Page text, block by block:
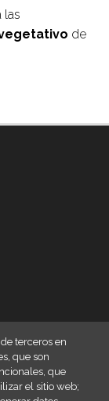
las
de
terceros en
que son
que
el sitio web;